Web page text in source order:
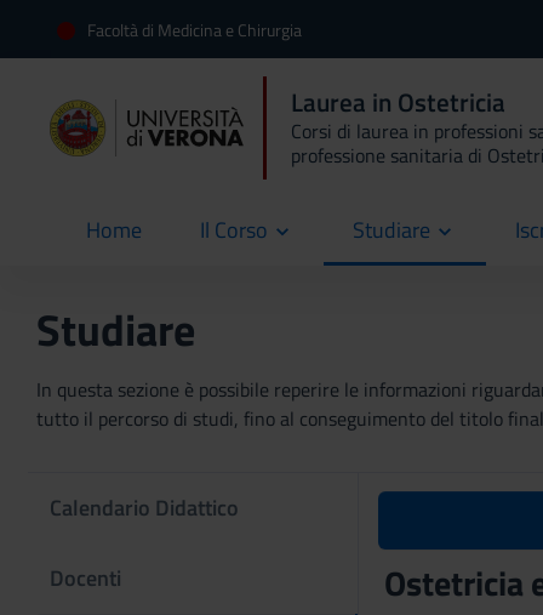
Facoltà di Medicina e Chirurgia
Laurea in Ostetricia
Corsi di laurea in professioni
professione sanitaria di
Home
current Il Corso Studiare
Studiare
In questa sezione è possibile reperire le informazioni
tutto il percorso di studi, fino al conseguimento del titolo
Calendario Didattico
Docenti Ostetricia